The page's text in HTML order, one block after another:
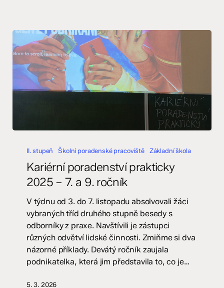
poradenství
2025
ročník
II. stupeň Školní poradenské pracoviště Základní škola
Kariérní poradenství prakticky
2025 – 7. a 9. ročník
V týdnu od 3. do 7. listopadu absolvovali žáci
vybraných tříd druhého stupně besedy s
odborníky z praxe. Navštívili je zástupci
různých odvětví lidské činnosti. Zmiňme si dva
názorné příklady. Devátý ročník zaujala
podnikatelka, která jim představila to, co je…
5. 3. 2026